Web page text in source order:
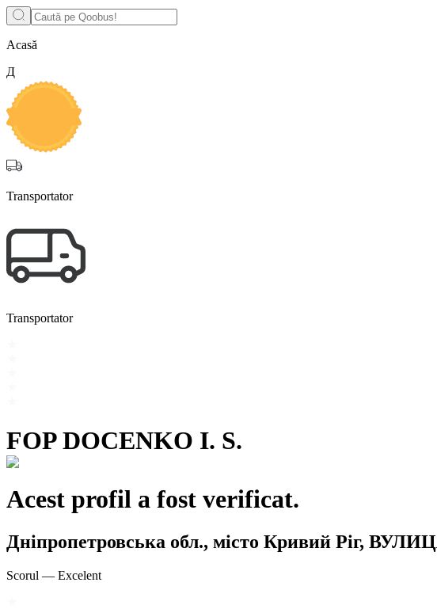
Acasă
Д
Transportator
Transportator
FOP DOCENKO I. S.
Acest profil a fost verificat.
Дніпропетровська обл., місто Кривий Ріг,
Scorul — Excelent